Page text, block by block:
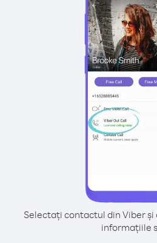
Selectați contactul din Viber
informațiile